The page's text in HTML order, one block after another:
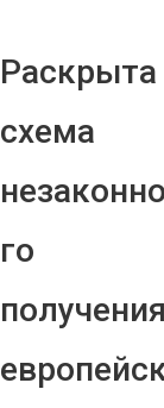
Раскрыта
схема
незаконно
го
получения